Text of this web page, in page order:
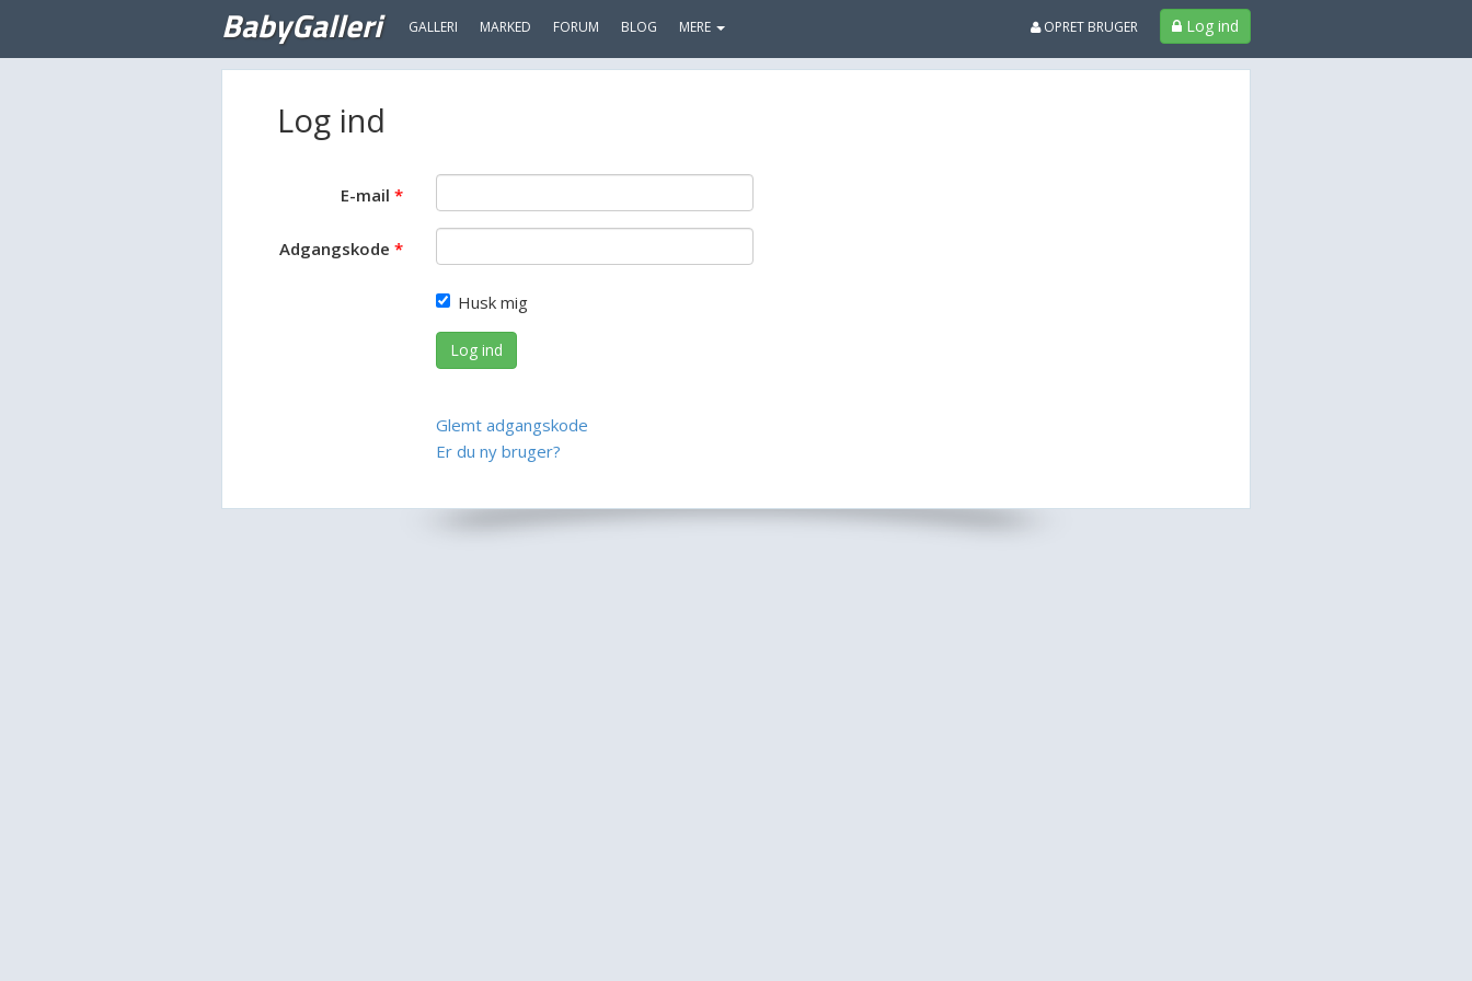
BabyGalleri GALLERI MARKED FORUM BLOG MERE Log ind
OPRET BRUGER
Log ind
E-mail
Adgangskode
Husk mig
Log ind
Glemt adgangskode
Er du ny bruger?